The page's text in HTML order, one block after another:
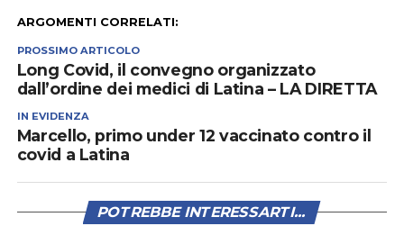
ARGOMENTI CORRELATI:
PROSSIMO ARTICOLO
Long Covid, il convegno organizzato
dall’ordine dei medici di Latina – LA DIRETTA
IN EVIDENZA
Marcello, primo under 12 vaccinato contro il
covid a Latina
POTREBBE INTERESSARTI...